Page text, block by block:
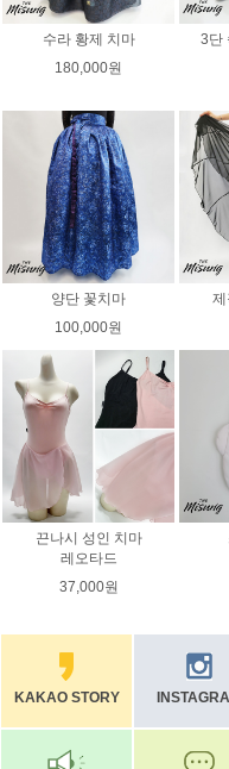
수라 황제 치마
180,000원
3단
양단 꽃치마
100,000원
제
끈나시 성인 치마
레오타드
37,000원
KAKAO STORY